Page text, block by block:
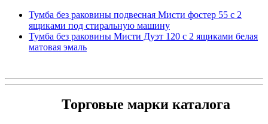
Тумба без раковины подвесная Мисти фостер 55 с 2
ящиками под стиральную машину
Тумба без раковины Мисти Дуэт 120 с 2 ящиками белая
матовая эмаль
Торговые марки каталога